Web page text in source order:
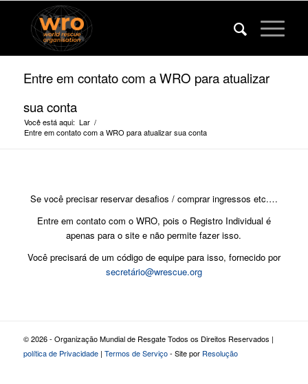
Entre em contato com a WRO para atualizar
sua conta
Você está aqui: Lar /
Entre em contato com a WRO para atualizar sua conta
Se você precisar reservar desafios / comprar ingressos etc.…
Entre em contato com o WRO, pois o Registro Individual é
apenas para o site e não permite fazer isso.
Você precisará de um código de equipe para isso, fornecido por
secretário@wrescue.org
© 2026 - Organização Mundial de Resgate Todos os Direitos Reservados |
política de Privacidade| Termos de Serviço- Site por Resolução